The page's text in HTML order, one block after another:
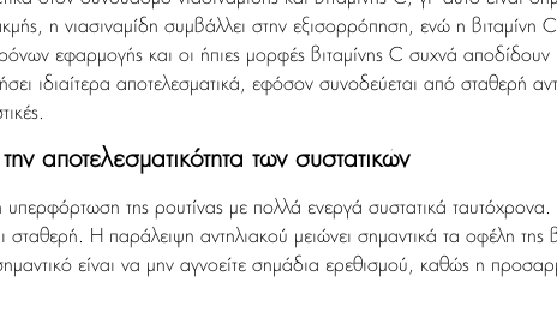
η νιασιναμίδη συμβάλλει στην εξισορρόπηση, ενώ η
εφαρμογής και οι ήπιες μορφές βιταμίνης C συχνά
ιδιαίτερα αποτελεσματικά, εφόσον συνοδεύεται από σταθερή
αποτελεσματικότητα των συστατικών
της ρουτίνας με πολλά ενεργά συστατικά ταυτόχρονα.
σταθερή. Η παράλειψη αντηλιακού μειώνει σημαντικά τα οφέλη της
είναι να μην αγνοείτε σημάδια ερεθισμού, καθώς η